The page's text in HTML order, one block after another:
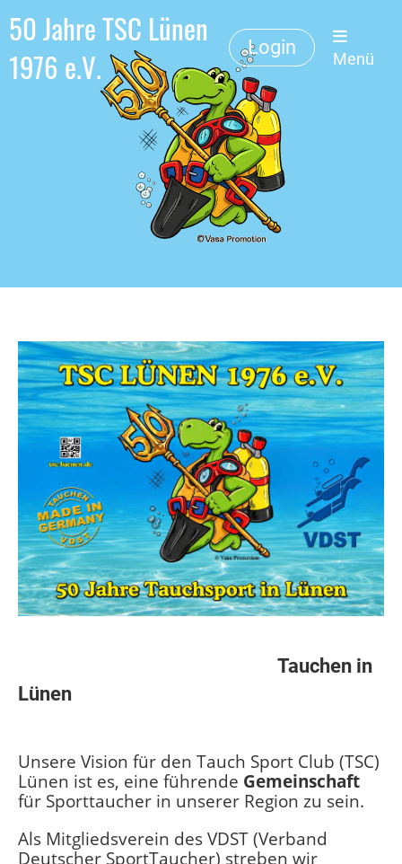
50 Jahre TSC Lünen
1976 e.V.
Login
Menü
Tauchen in
Lünen
Unsere Vision für den Tauch Sport Club (TSC)
Lünen ist es, eine führende Gemeinschaft
für Sporttaucher in unserer Region zu sein.
Als Mitgliedsverein des VDST (Verband
Deutscher SportTaucher) streben wir